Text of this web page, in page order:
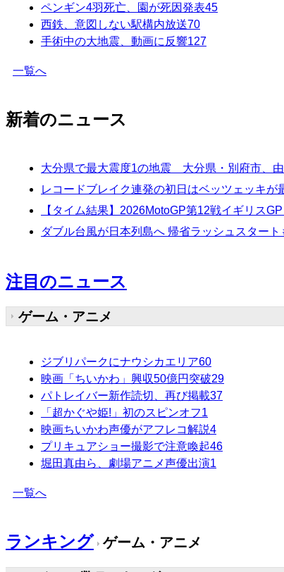
ペンギン4羽死亡、園が死因発表45
西鉄、意図しない駅構内放送70
手術中の大地震、動画に反響127
一覧へ
新着のニュース
大分県で最大震度1の地震 大分県・別府市、
レコードブレイク連発の初日はベッツェッキ
【タイム結果】2026MotoGP第12戦イギリス
ダブル台風が日本列島へ 帰省ラッシュスター
注目のニュース
ゲーム・アニメ
ジブリパークにナウシカエリア60
映画「ちいかわ」興収50億円突破29
パトレイバー新作読切、再び掲載37
「超かぐや姫!」初のスピンオフ1
映画ちいかわ声優がアフレコ解説4
プリキュアショー撮影で注意喚起46
堀田真由ら、劇場アニメ声優出演1
一覧へ
ランキング ゲーム・アニメ